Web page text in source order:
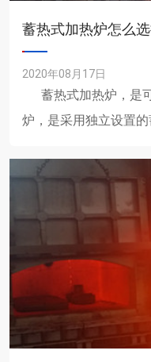
蓄热式加热炉怎么
2020年08月17日
蓄热式加热炉，是
炉，是采用独立设置